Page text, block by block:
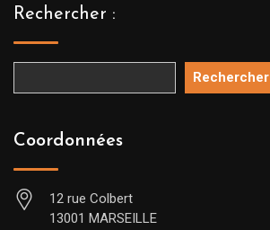
Rechercher :
Rechercher
Coordonnées
12 rue Colbert
13001 MARSEILLE